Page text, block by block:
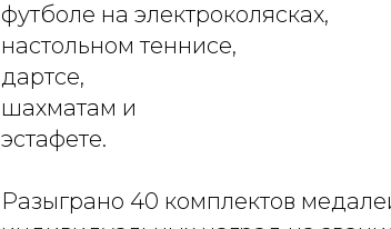
футболе на электроколясках,
настольном теннисе,
дартсе,
шахматам и
эстафете.
Разыграно 40 комплектов